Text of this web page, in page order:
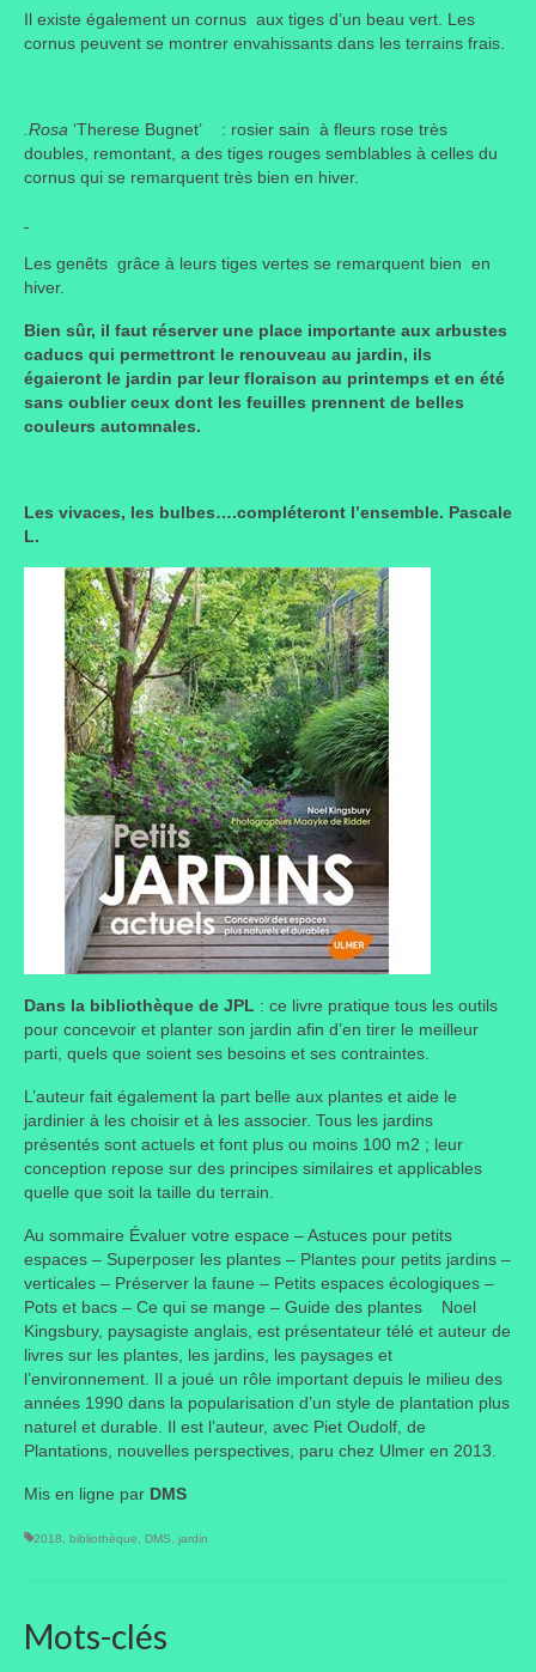
Il existe également un cornus aux tiges d’un beau vert. Les
cornus peuvent se montrer envahissants dans les terrains frais.
.Rosa ‘Therese Bugnet’ : rosier sain à fleurs rose très
doubles, remontant, a des tiges rouges semblables à celles du
cornus qui se remarquent très bien en hiver.
Les genêts grâce à leurs tiges vertes se remarquent bien en
hiver.
Bien sûr, il faut réserver une place importante aux arbustes
caducs qui permettront le renouveau au jardin, ils
égaieront le jardin par leur floraison au printemps et en été
sans oublier ceux dont les feuilles prennent de belles
couleurs automnales.
Les vivaces, les bulbes….compléteront l’ensemble. Pascale
L.
Dans la bibliothèque de JPL : ce livre pratique tous les outils
pour concevoir et planter son jardin afin d’en tirer le meilleur
parti, quels que soient ses besoins et ses contraintes.
L’auteur fait également la part belle aux plantes et aide le
jardinier à les choisir et à les associer. Tous les jardins
présentés sont actuels et font plus ou moins 100 m2 ; leur
conception repose sur des principes similaires et applicables
quelle que soit la taille du terrain.
Au sommaire Évaluer votre espace – Astuces pour petits
espaces – Superposer les plantes – Plantes pour petits jardins –
verticales – Préserver la faune – Petits espaces écologiques –
Pots et bacs – Ce qui se mange – Guide des plantes Noel
Kingsbury, paysagiste anglais, est présentateur télé et auteur de
livres sur les plantes, les jardins, les paysages et
l’environnement. Il a joué un rôle important depuis le milieu des
années 1990 dans la popularisation d’un style de plantation plus
naturel et durable. Il est l’auteur, avec Piet Oudolf, de
Plantations, nouvelles perspectives, paru chez Ulmer en 2013.
Mis en ligne par DMS
2018 bibliothèque DMS jardin
Mots-clés